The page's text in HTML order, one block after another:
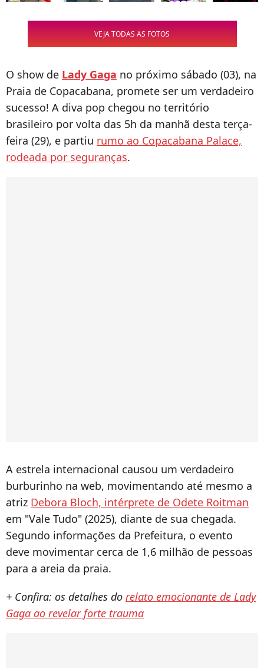
VEJA TODAS AS FOTOS
O show de Lady Gaga no próximo sábado (03), na
Praia de Copacabana, promete ser um verdadeiro
sucesso! A diva pop chegou no território
brasileiro por volta das 5h da manhã desta terça-
feira (29), e partiu rumo ao Copacabana Palace,
rodeada por seguranças.
A estrela internacional causou um verdadeiro
burburinho na web, movimentando até mesmo a
atriz Debora Bloch, intérprete de Odete Roitman
em "Vale Tudo" (2025), diante de sua chegada.
Segundo informações da Prefeitura, o evento
deve movimentar cerca de 1,6 milhão de pessoas
para a areia da praia.
+ Confira: os detalhes do relato emocionante de Lady
Gaga ao revelar forte trauma